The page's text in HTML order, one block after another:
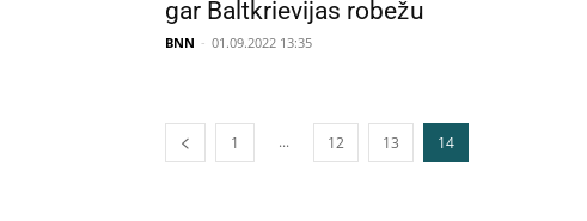
gar Baltkrievijas robežu
BNN - 01.09.2022 13:35
1 ... 12 13 14